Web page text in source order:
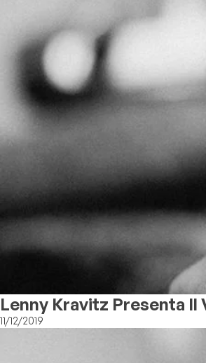
Lenny Kravitz Presenta
11/12/2019